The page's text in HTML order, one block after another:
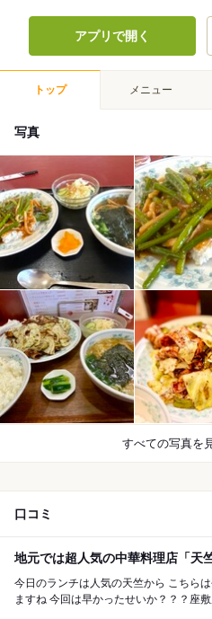
アプリで開く
トップ メニュー
写真
すべての写真を
口コミ
地元では超人気の中華料理店「天
今日のランチは人気の天竺から こちらは平日でも満席で並ぶこともあり
ますね 今回は早かったせいか？？？座敷席が空いていました たまには座